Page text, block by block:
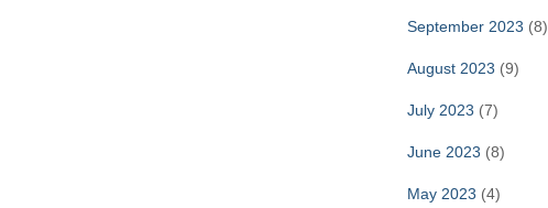
September 2023 (8)
August 2023 (9)
July 2023 (7)
June 2023 (8)
May 2023 (4)